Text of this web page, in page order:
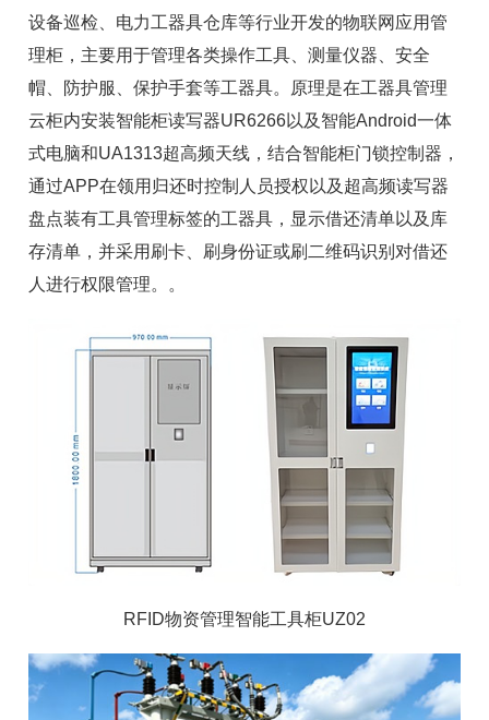
设备巡检、电力工器具仓库等行业开发的物联网应用管
理柜，主要用于管理各类操作工具、测量仪器、安全
帽、防护服、保护手套等工器具。原理是在工器具管理
云柜内安装智能柜读写器UR6266以及智能Android一体
式电脑和UA1313超高频天线 ，结合智能柜门锁控制器，
通过APP在领用归还时控制人员授权以及 超高频读写器
盘点装有工具管理标签的工器具，显示借还清单以及库
存清单，并采用刷卡、刷身份证或刷二维码识别对借还
人进行权限管理。
。
RFID物资管理智能工具柜UZ02